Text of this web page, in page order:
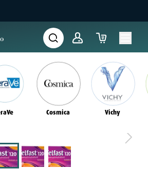
Cosmica Vichy